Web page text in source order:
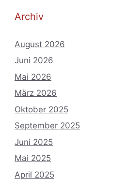
Archiv
August 2026
Juni 2026
Mai 2026
März 2026
Oktober 2025
September 2025
Juni 2025
Mai 2025
April 2025